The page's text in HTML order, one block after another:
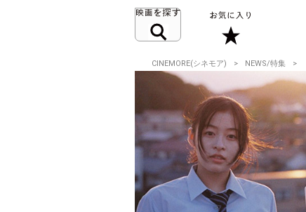
CINEMORE(シネモア) NEWS/特集